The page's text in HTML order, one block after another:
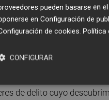
que se habría realizado
al mercado lícito como
apuntan, de unos "hechos
"debe desestimarse el
de delito cuyo
pueden basarse en
en Configuración de
de cookies. Política
CONFIGURAR